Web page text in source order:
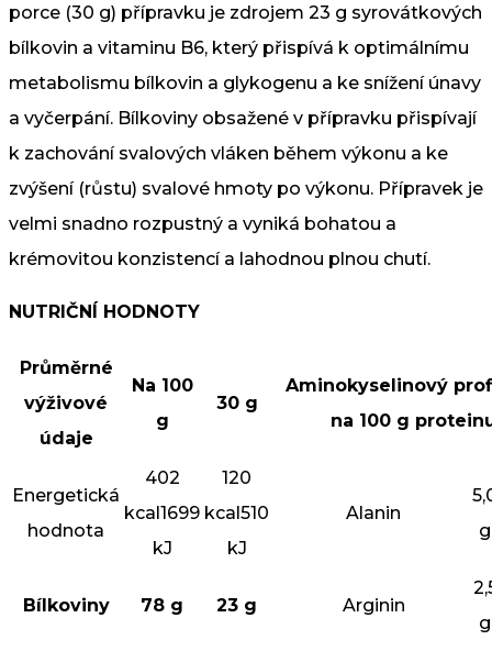
porce (30 g) přípravku je zdrojem 23 g syrovátkových
bílkovin a vitaminu B6, který přispívá k optimálnímu
metabolismu bílkovin a glykogenu a ke snížení únavy
a vyčerpání. Bílkoviny obsažené v přípravku přispívají
k zachování svalových vláken během výkonu a ke
zvýšení (růstu) svalové hmoty po výkonu. Přípravek je
velmi snadno rozpustný a vyniká bohatou a
krémovitou konzistencí a lahodnou plnou chutí.
NUTRIČNÍ HODNOTY
Průměrné
výživové
údaje
Na 100
g
30 g
Aminokyselinový
na 100 g
Energetická
hodnota
402
kcal1699
kJ
120
kcal510
kJ
Alanin
g
Bílkoviny 78 g 23 g Arginin
g